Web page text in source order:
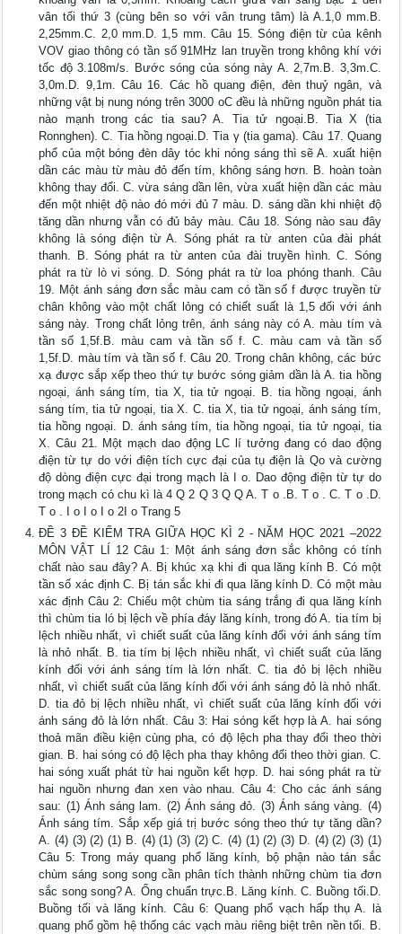
vân tối thứ 3 (cùng bên so với vân trung tâm) là A.1,0 mm.B.
2,25mm.C. 2,0 mm.D. 1,5 mm. Câu 15. Sóng điện từ của kênh
VOV giao thông có tần số 91MHz lan truyền trong không khí với
tốc độ 3.108m/s. Bước sóng của sóng này A. 2,7m.B. 3,3m.C.
3,0m.D. 9,1m. Câu 16. Các hồ quang điện, đèn thuỷ ngân, và
những vật bị nung nóng trên 3000 oC đều là những nguồn phát tia
nào mạnh trong các tia sau? A. Tia tử ngoại.B. Tia X (tia
Ronnghen). C. Tia hồng ngoại.D. Tia γ (tia gama). Câu 17. Quang
phổ của một bóng đèn dây tóc khi nóng sáng thì sẽ A. xuất hiện
dần các màu từ màu đỏ đến tím, không sáng hơn. B. hoàn toàn
không thay đổi. C. vừa sáng dần lên, vừa xuất hiện dần các màu
đến một nhiệt độ nào đó mới đủ 7 màu. D. sáng dần khi nhiệt độ
tăng dần nhưng vẫn có đủ bảy màu. Câu 18. Sóng nào sau đây
không là sóng điện từ A. Sóng phát ra từ anten của đài phát
thanh. B. Sóng phát ra từ anten của đài truyền hình. C. Sóng
phát ra từ lò vi sóng. D. Sóng phát ra từ loa phóng thanh. Câu
19. Một ánh sáng đơn sắc màu cam có tần số f được truyền từ
chân không vào một chất lỏng có chiết suất là 1,5 đối với ánh
sáng này. Trong chất lỏng trên, ánh sáng này có A. màu tím và
tần số 1,5f.B. màu cam và tần số f. C. màu cam và tần số
1,5f.D. màu tím và tần số f. Câu 20. Trong chân không, các bức
xạ được sắp xếp theo thứ tự bước sóng giảm dần là A. tia hồng
ngoại, ánh sáng tím, tia X, tia tử ngoại. B. tia hồng ngoại, ánh
sáng tím, tia tử ngoại, tia X. C. tia X, tia tử ngoại, ánh sáng tím,
tia hồng ngoại. D. ánh sáng tím, tia hồng ngoại, tia tử ngoại, tia
X. Câu 21. Một mạch dao động LC lí tưởng đang có dao động
điện từ tự do với điện tích cực đại của tụ điện là Qo và cường
độ dòng điện cực đại trong mạch là I o. Dao động điện từ tự do
trong mạch có chu kì là 4 Q 2 Q 3 Q Q A. T o .B. T o . C. T o .D.
T o . I o I o I o 2I o Trang 5
ĐỀ 3 ĐỀ KIỂM TRA GIỮA HỌC KÌ 2 - NĂM HỌC 2021 –2022
MÔN VẬT LÍ 12 Câu 1: Một ánh sáng đơn sắc không có tính
chất nào sau đây? A. Bị khúc xạ khi đi qua lăng kính B. Có một
tần số xác định C. Bị tán sắc khi đi qua lăng kính D. Có một màu
xác định Câu 2: Chiếu một chùm tia sáng trắng đi qua lăng kính
thì chùm tia ló bị lệch về phía đáy lăng kính, trong đó A. tia tím bị
lệch nhiều nhất, vì chiết suất của lăng kính đối với ánh sáng tím
là nhỏ nhất. B. tia tím bị lệch nhiều nhất, vì chiết suất của lăng
kính đối với ánh sáng tím là lớn nhất. C. tia đỏ bị lệch nhiều
nhất, vì chiết suất của lăng kính đối với ánh sáng đỏ là nhỏ nhất.
D. tia đỏ bị lệch nhiều nhất, vì chiết suất của lăng kính đối với
ánh sáng đỏ là lớn nhất. Câu 3: Hai sóng kết hợp là A. hai sóng
thoả mãn điều kiện cùng pha, có độ lệch pha thay đổi theo thời
gian. B. hai sóng có độ lệch pha thay không đổi theo thời gian. C.
hai sóng xuất phát từ hai nguồn kết hợp. D. hai sóng phát ra từ
hai nguồn nhưng đan xen vào nhau. Câu 4: Cho các ánh sáng
sau: (1) Ánh sáng lam. (2) Ánh sáng đỏ. (3) Ánh sáng vàng. (4)
Ánh sáng tím. Sắp xếp giá trị bước sóng theo thứ tự tăng dần?
A. (4) (3) (2) (1) B. (4) (1) (3) (2) C. (4) (1) (2) (3) D. (4) (2) (3) (1)
Câu 5: Trong máy quang phổ lăng kính, bộ phận nào tán sắc
chùm sáng song song cần phân tích thành những chùm tia đơn
sắc song song? A. Ống chuẩn trực.B. Lăng kính. C. Buồng tối.D.
Buồng tối và lăng kính. Câu 6: Quang phổ vạch hấp thụ A. là
quang phổ gồm hệ thống các vạch màu riêng biệt trên nền tối. B.